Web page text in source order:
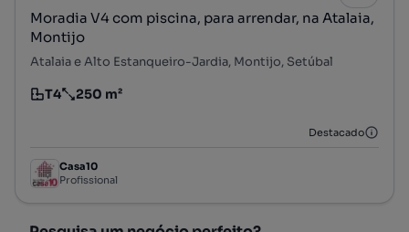
Moradia V4 com piscina, para arrendar, na Atalaia,
Montijo
Atalaia e Alto Estanqueiro-Jardia, Montijo, Setúbal
Tipologia
T4
Preço por metro quadrado
250 m²
Destacado
Casa10
Profissional